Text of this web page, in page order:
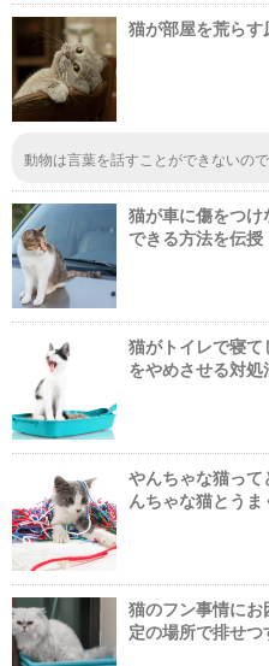
猫が部屋を荒ら
動物は言葉を話すことができないの
気に入っていない、使うのが嫌なの
ことですね。
猫が車に傷をつ
できる方法を伝授
猫がトイレで寝
をやめさせる対処
やんちゃな猫っ
んちゃな猫とう
猫のフン事情に
定の場所で排せつ